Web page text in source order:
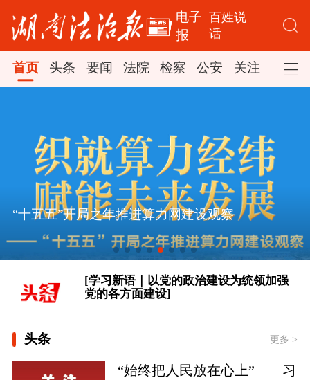
电子
报
百姓说
话
首页 头条 要闻 法院 检察 公安 关注 司法
基层一线党旗红丨挺膺冲锋 同心战风雨
[学习·知行丨“敦煌，我心向往之”]
时政新闻眼丨从四个维度读懂今年以来
中国元首外交
[学习新语｜以党的政治建设为统领加强
党的各方面建设]
[学习·知行丨“敦煌，我心向往之”]
头条 更多 >
“始终把人民放在心上”——习